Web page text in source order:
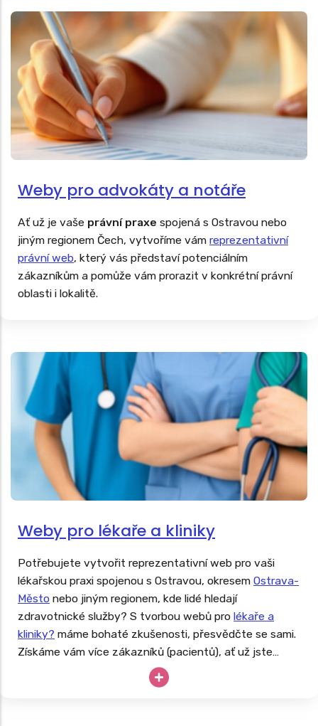
Weby pro advokáty a notáře
Ať už je vaše právní praxe spojená s Ostravou nebo
jiným regionem Čech, vytvoříme vám reprezentativní
právní web, který vás představí potenciálním
zákazníkům a pomůže vám prorazit v konkrétní právní
oblasti i lokalitě.
Weby pro lékaře a kliniky
Potřebujete vytvořit reprezentativní web pro vaši
lékařskou praxi spojenou s Ostravou, okresem Ostrava-
Město
zdravotnické služby? S tvorbou webů pro lékaře a
kliniky? máme bohaté zkušenosti, přesvědčte se sami.
Získáme vám více zákazníků (pacientů), ať už jste
praktik, pediatr, dentista, ortoped či fyzioterapeut.